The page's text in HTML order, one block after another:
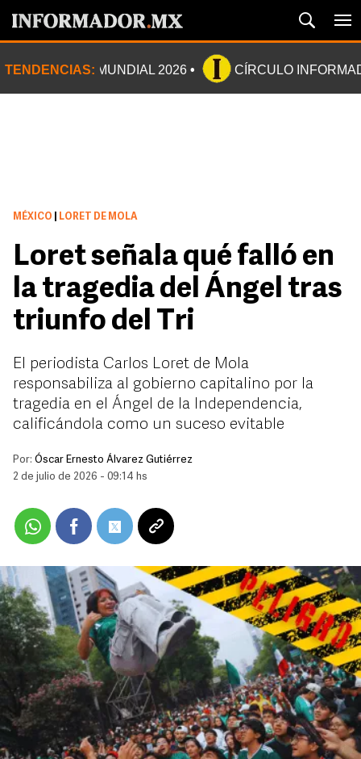
TENDENCIAS: MUNDIAL 2026 CÍRCULO
MÉXICO LORET DE MOLA
Loret señala qué falló en
la tragedia del Ángel tras
triunfo del Tri
El periodista Carlos Loret de Mola
responsabiliza al gobierno capitalino por la
tragedia en el Ángel de la Independencia,
calificándola como un suceso evitable
Por: Óscar Ernesto Álvarez Gutiérrez
2 de julio de 2026 - 09:14 hs